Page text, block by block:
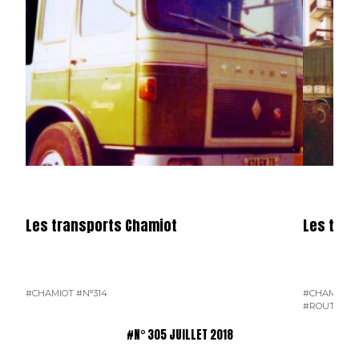
Les transports Chamiot
#CHAMIOT #N°314
Les
#CHAMIOT
#ROUTE
#N° 305 JUILLET 2018